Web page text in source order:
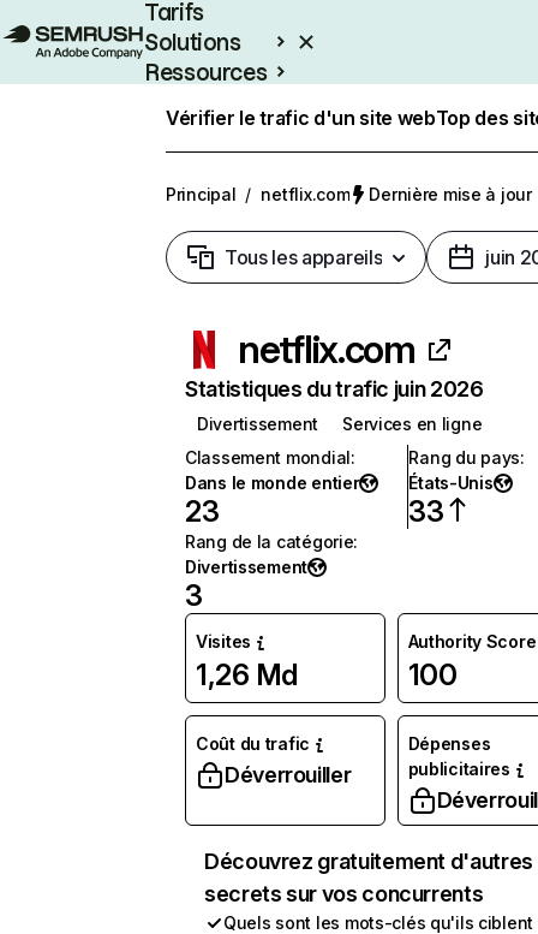
Tarifs
Solutions
Ressources
Vérifier le trafic d'un site webTop des
Principal / netflix.com Dernière mise à jour
Tous les appareils juin
netflix.com
Statistiques du trafic juin 2026
Divertissement
Services en ligne
Classement mondial:
Dans le monde entier
23
Rang du pays:
États-Unis
33
Rang de la catégorie:
Divertissement
3
Visites
1,26 Md
Authority Score
100
Coût du trafic
Déverrouiller
Dépenses
publicitaires
Découvrez gratuitement d'autres
secrets sur vos concurrents
Quels sont les mots-clés qu'ils ciblent